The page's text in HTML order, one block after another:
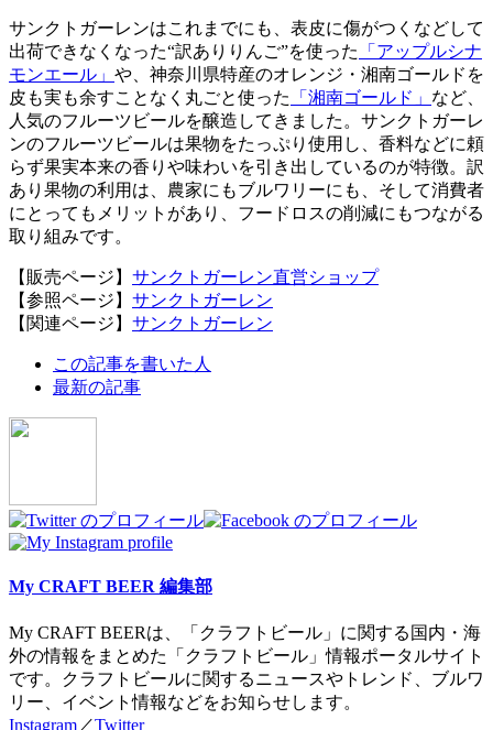
サンクトガーレンはこれまでにも、表皮に傷がつくなどして
出荷できなくなった“訳ありりんご”を使った
「アップルシナ
モンエール」 や、神奈川県特産のオレンジ・湘南ゴールドを
皮も実も余すことなく丸ごと使った
「湘南ゴールド」 など、
人気のフルーツビールを醸造してきました。サンクトガーレ
ンのフルーツビールは果物をたっぷり使用し、香料などに頼
らず果実本来の香りや味わいを引き出しているのが特徴。訳
あり果物の利用は、農家にもブルワリーにも、そして消費者
にとってもメリットがあり、フードロスの削減にもつながる
取り組みです。
【販売ページ】 サンクトガーレン直営ショップ
【参照ページ】 サンクトガーレン
【関連ページ】 サンクトガーレン
following
tabs
change
この記事を書いた人
最新の記事
My CRAFT BEER 編集部
My CRAFT BEERは、「クラフトビール」に関する国内・海
外の情報をまとめた「クラフトビール」情報ポータルサイト
です。クラフトビールに関するニュースやトレンド、ブルワ
リー、イベント情報などをお知らせします。
Instagram／Twitter